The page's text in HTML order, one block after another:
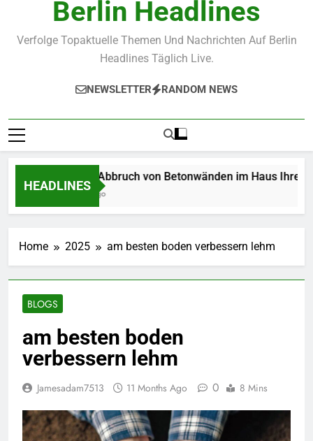
Berlin Headlines
Verfolge Topaktuelle Themen Und Nachrichten Auf Berlin
Headlines Täglich Live.
NEWSLETTER RANDOM NEWS
HEADLINES
Wie der Abbruch von Betonwänden im Haus Ihre
3 Weeks Ago
Home 2025 am besten boden verbessern lehm
BLOGS
am besten boden
verbessern lehm
Jamesadam7513 11 Months Ago 0 8 Mins